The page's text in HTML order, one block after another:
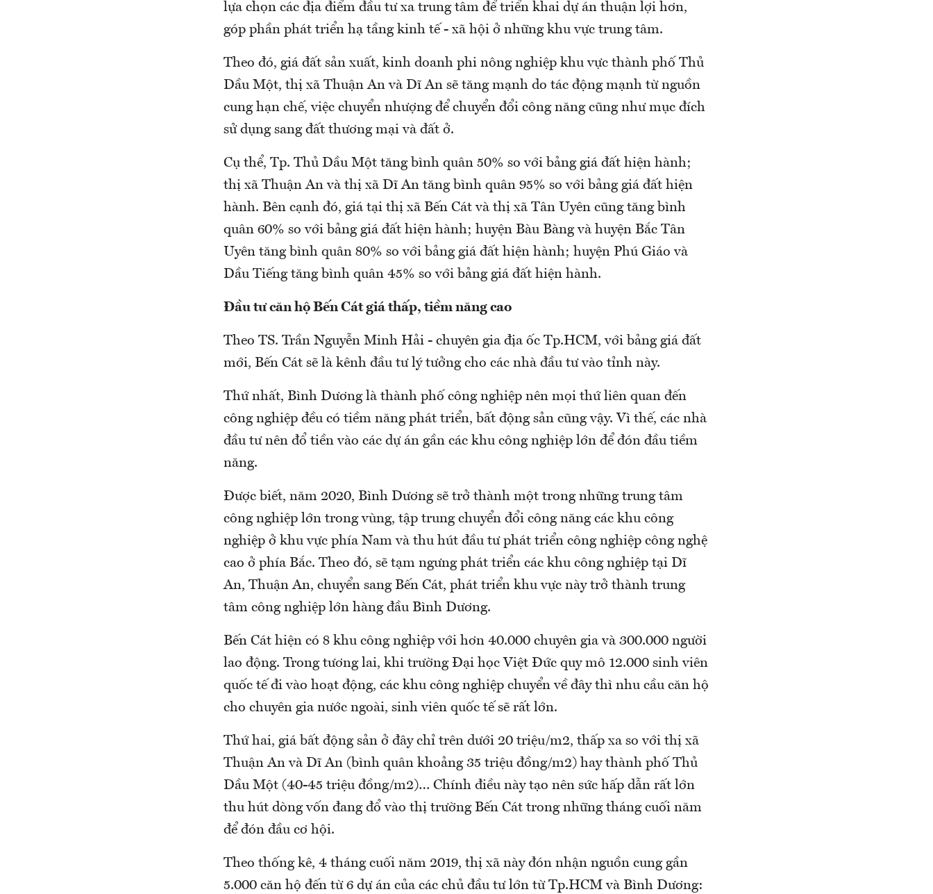
lựa chọn các địa điểm đầu tư xa trung tâm để triển khai dự án thuận lợi hơn,
góp phần phát triển hạ tầng kinh tế - xã hội ở những khu vực trung tâm.
Theo đó, giá đất sản xuất, kinh doanh phi nông nghiệp khu vực thành phố Thủ
Dầu Một, thị xã Thuận An và Dĩ An sẽ tăng mạnh do tác động mạnh từ nguồn
cung hạn chế, việc chuyển nhượng để chuyển đổi công năng cũng như mục đích
sử dụng sang đất thương mại và đất ở.
Cụ thể, Tp. Thủ Dầu Một tăng bình quân 50% so với bảng giá đất hiện hành;
thị xã Thuận An và thị xã Dĩ An tăng bình quân 95% so với bảng giá đất hiện
hành. Bên cạnh đó, giá tại thị xã Bến Cát và thị xã Tân Uyên cũng tăng bình
quân 60% so với bảng giá đất hiện hành; huyện Bàu Bàng và huyện Bắc Tân
Uyên tăng bình quân 80% so với bảng giá đất hiện hành; huyện Phú Giáo và
Dầu Tiếng tăng bình quân 45% so với bảng giá đất hiện hành.
Đầu tư căn hộ Bến Cát giá thấp, tiềm năng cao
Theo TS. Trần Nguyễn Minh Hải - chuyên gia địa ốc Tp.HCM, với bảng giá đất
mới, Bến Cát sẽ là kênh đầu tư lý tưởng cho các nhà đầu tư vào tỉnh này.
Thứ nhất, Bình Dương là thành phố công nghiệp nên mọi thứ liên quan đến
công nghiệp đều có tiềm năng phát triển, bất động sản cũng vậy. Vì thế, các nhà
đầu tư nên đổ tiền vào các dự án gần các khu công nghiệp lớn để đón đầu tiềm
năng.
Được biết, năm 2020, Bình Dương sẽ trở thành một trong những trung tâm
công nghiệp lớn trong vùng, tập trung chuyển đổi công năng các khu công
nghiệp ở khu vực phía Nam và thu hút đầu tư phát triển công nghiệp công nghệ
cao ở phía Bắc. Theo đó, sẽ tạm ngưng phát triển các khu công nghiệp tại Dĩ
An, Thuận An, chuyển sang Bến Cát, phát triển khu vực này trở thành trung
tâm công nghiệp lớn hàng đầu Bình Dương.
Bến Cát hiện có 8 khu công nghiệp với hơn 40.000 chuyên gia và 300.000 người
lao động. Trong tương lai, khi trường Đại học Việt Đức quy mô 12.000 sinh viên
quốc tế đi vào hoạt động, các khu công nghiệp chuyển về đây thì nhu cầu căn hộ
cho chuyên gia nước ngoài, sinh viên quốc tế sẽ rất lớn.
Thứ hai, giá bất động sản ở đây chỉ trên dưới 20 triệu/m2, thấp xa so với thị xã
Thuận An và Dĩ An (bình quân khoảng 35 triệu đồng/m2) hay thành phố Thủ
Dầu Một (40-45 triệu đồng/m2)… Chính điều này tạo nên sức hấp dẫn rất lớn
thu hút dòng vốn đang đổ vào thị trường Bến Cát trong những tháng cuối năm
để đón đầu cơ hội.
Theo thống kê, 4 tháng cuối năm 2019, thị xã này đón nhận nguồn cung gần
5.000 căn hộ đến từ 6 dự án của các chủ đầu tư lớn từ Tp.HCM và Bình Dương: